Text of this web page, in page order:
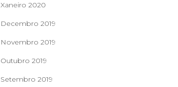
Xaneiro 2020
Decembro 2019
Novembro 2019
Outubro 2019
Setembro 2019